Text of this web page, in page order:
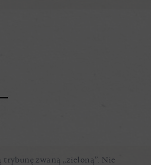
zwaną „zieloną”. Nie